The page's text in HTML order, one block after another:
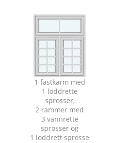
1 fastkarm med
1 loddrette
sprosser,
2 rammer med
3 vannrette
sprosser og
1 loddrett sprosse